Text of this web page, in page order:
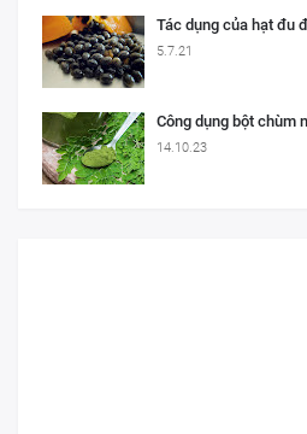
Tác dụng của hạt đu
5.7.21
Công dụng bột chùm
14.10.23